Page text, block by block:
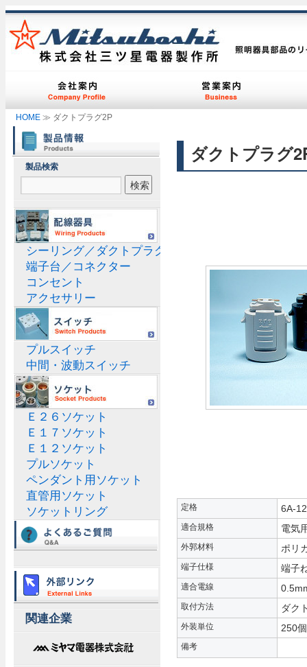
HOME ≫ ダクトプラグ2P
ダクトプラグ
定格 6A-
適合規格 電気
外郭材料 ポリ
端子仕様 端子
適合電線
取付方法 ダク
外装単位 250個
備考
製品検索
シーリング／ダクトプラグ
端子台／コネクター
コンセント
アクセサリー
プルスイッチ
中間・波動スイッチ
Ｅ２６ソケット
Ｅ１７ソケット
Ｅ１２ソケット
プルソケット
ペンダント用ソケット
直管用ソケット
ソケットリング
関連企業